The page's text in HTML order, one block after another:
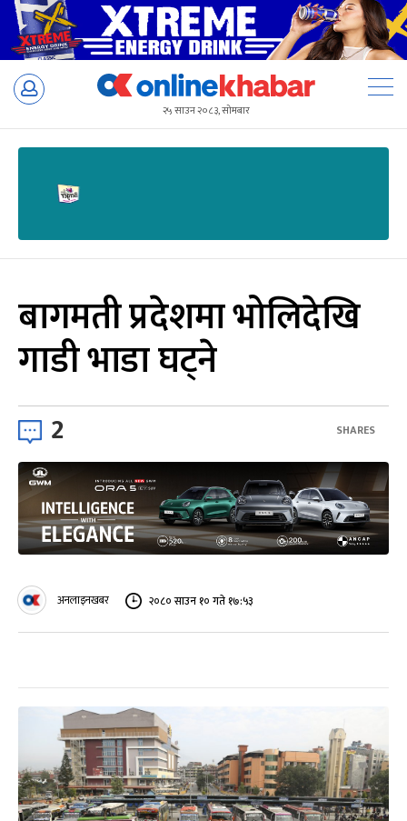
Skip
२५ साउन २०८३, सोमबार
बागमती प्रदेशमा भोलिदेखि
गाडी भाडा घट्ने
2 SHARES
अनलाइनखबर २०८० साउन १० गते १७:५३